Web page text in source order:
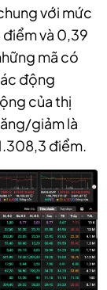
với mức
và 0,39
mã có
động
của thị
giảm là
điểm.